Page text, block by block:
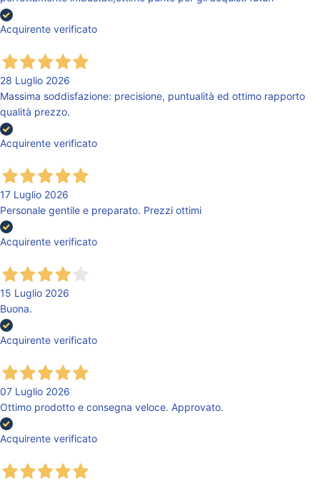
Acquirente verificato
28 Luglio 2026
Massima soddisfazione: precisione, puntualità ed ottimo rapporto
qualità prezzo.
Acquirente verificato
17 Luglio 2026
Personale gentile e preparato. Prezzi ottimi
Acquirente verificato
15 Luglio 2026
Buona.
Acquirente verificato
07 Luglio 2026
Ottimo prodotto e consegna veloce. Approvato.
Acquirente verificato